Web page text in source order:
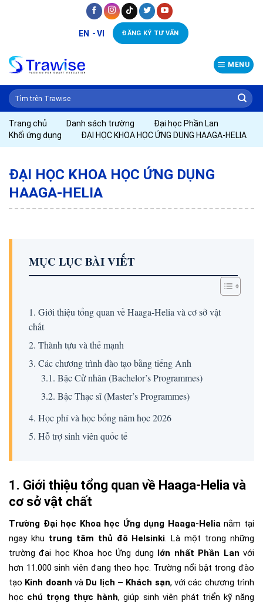
EN VI ĐĂNG KÝ TƯ VẤN
MENU
Trang chủ Danh sách trường
Đại học Phần Lan
Khối ứng dụng
ĐẠI HỌC KHOA HỌC ỨNG DỤNG HAAGA-HELIA
ĐẠI HỌC KHOA HỌC ỨNG DỤNG
HAAGA-HELIA
MỤC LỤC BÀI VIẾT
1. Giới thiệu tổng quan về Haaga-Helia và cơ sở vật
chất
2. Thành tựu và thế mạnh
3. Các chương trình đào tạo bằng tiếng Anh
3.1. Bậc Cử nhân (Bachelor’s Programmes)
3.2. Bậc Thạc sĩ (Master’s Programmes)
4. Học phí và học bổng năm học 2026
5. Hỗ trợ sinh viên quốc tế
1. Giới thiệu tổng quan về Haaga-Helia và
cơ sở vật chất
Trường Đại học Khoa học Ứng dụng Haaga-Helia nằm tại
ngay khu trung tâm thủ đô Helsinki . Là một trong những
trường đại học Khoa học Ứng dụng lớn nhất Phần Lan với
hơn 11.000 sinh viên đang theo học. Trường nổi bật trong đào
tạo Kinh doanh và Du lịch – Khách sạn, với các chương trình
học chú trọng thực hành, giúp sinh viên phát triển kỹ năng